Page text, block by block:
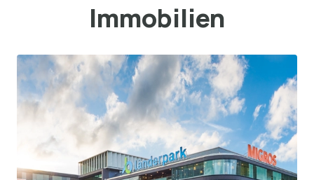
Immobilien